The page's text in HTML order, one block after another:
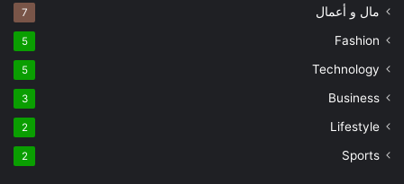
مال و أعمال 7
Fashion
5
Technology
5
Business
3
Lifestyle
2
Sports
2